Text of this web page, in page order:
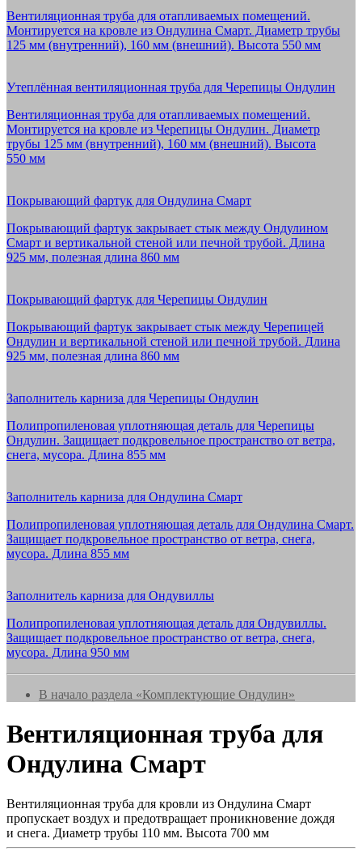
Вентиляционная труба для отапливаемых помещений.
Монтируется на кровле из Ондулина Смарт. Диаметр трубы
125 мм (внутренний), 160 мм (внешний). Высота 550 мм
Утеплённая вентиляционная труба для Черепицы Ондулин
Вентиляционная труба для отапливаемых помещений.
Монтируется на кровле из Черепицы Ондулин. Диаметр
трубы 125 мм (внутренний), 160 мм (внешний). Высота
550 мм
Покрывающий фартук для Ондулина Смарт
Покрывающий фартук закрывает стык между Ондулином
Смарт и вертикальной стеной или печной трубой. Длина
925 мм, полезная длина 860 мм
Покрывающий фартук для Черепицы Ондулин
Покрывающий фартук закрывает стык между Черепицей
Ондулин и вертикальной стеной или печной трубой. Длина
925 мм, полезная длина 860 мм
Заполнитель карниза для Черепицы Ондулин
Полипропиленовая уплотняющая деталь для Черепицы
Ондулин. Защищает подкровельное пространство от ветра,
снега, мусора. Длина 855 мм
Заполнитель карниза для Ондулина Смарт
Полипропиленовая уплотняющая деталь для Ондулина Смарт.
Защищает подкровельное пространство от ветра, снега,
мусора. Длина 855 мм
Заполнитель карниза для Ондувиллы
Полипропиленовая уплотняющая деталь для Ондувиллы.
Защищает подкровельное пространство от ветра, снега,
мусора. Длина 950 мм
В начало раздела «Комплектующие Ондулин»
Вентиляционная труба для
Ондулина Смарт
Вентиляционная труба для кровли из Ондулина Смарт
пропускает воздух и предотвращает проникновение дождя
и снега. Диаметр трубы 110 мм. Высота 700 мм